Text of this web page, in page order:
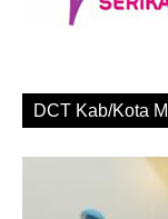
DCT Kab/Kota